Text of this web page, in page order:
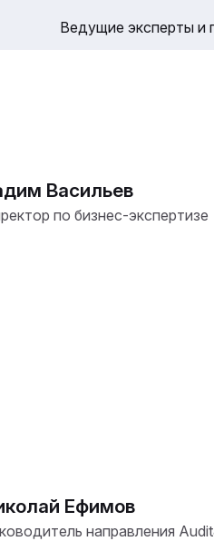
Ведущие эксперты и
Васильев
по бизнес-экспертизе
Ефимов
направления